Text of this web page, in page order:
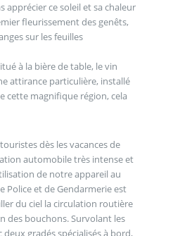
apprécier ce soleil et sa chaleur
fleurissement des genêts,
sur les feuilles
à la bière de table, le vin
attirance particulière, installé
cette magnifique région, cela
dès les vacances de
automobile très intense et
de notre appareil au
Police et de Gendarmerie est
du ciel la circulation routière
des bouchons. Survolant les
deux gradés spécialisés à bord,